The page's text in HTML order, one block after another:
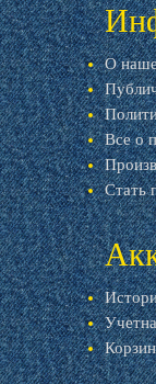
О
Все о
Стать